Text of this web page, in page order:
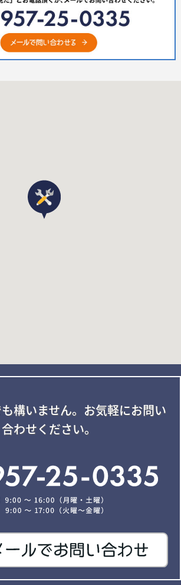
構いません。 お気軽にお問い
合わせください。